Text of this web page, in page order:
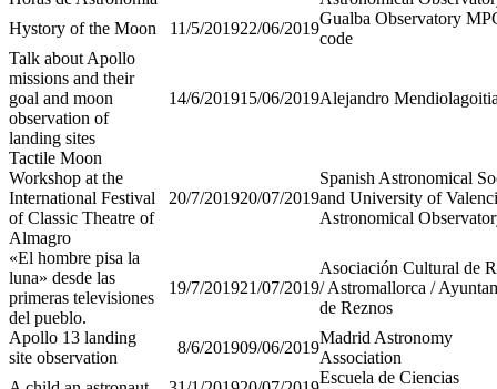
Hystory of the Moon
11/5/201922/06/2019
Gualba Observatory
code
Talk about Apollo
missions and their
goal and moon
observation of
landing sites
14/6/201915/06/2019Alejandro
Tactile Moon
Workshop at the
International Festival
of Classic Theatre of
Almagro
20/7/201920/07/2019
Spanish Astronomical
and University of
Astronomical
«El hombre pisa la
luna» desde las
primeras televisiones
del pueblo.
19/7/201921/07/2019
Asociación Cultural de
/ Astromallorca /
de Reznos
Apollo 13 landing
site observation
8/6/201909/06/2019
Madrid Astronomy
Association
Escuela de Ciencias